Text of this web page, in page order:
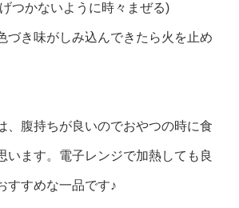
つかないように時々まぜる)
き味がしみ込んできたら火を止め
、腹持ちが良いのでおやつの時に食
います。電子レンジで加熱しても良
すすめな一品です♪